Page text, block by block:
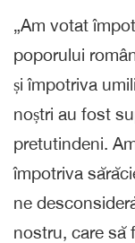
„Am votat
poporului
și împotriva
noștri au fost
pretutindeni.
împotriva
ne
nostru, care să